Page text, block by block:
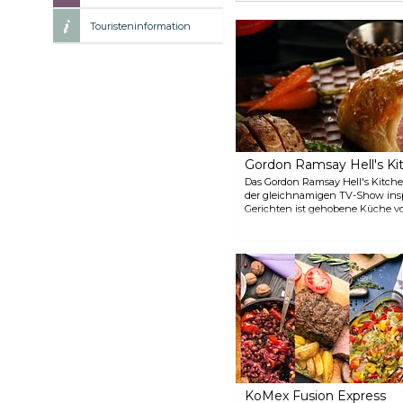
Touristeninformation
Gordon Ramsay Hell's
Das Gordon Ramsay Hell's
der gleichnamigen TV-Show
Gerichten ist gehobene Küche
Geschmacksknospen bei
berühmten Las Vegas Strip,
Bar. Auf der Speisekarte finden
Chefkoch Ramsay, wie sein
Jakobsmuscheln aus der
zu nennen. Und lassen Sie auf
Sticky Toffee Pudding.
KoMex Fusion Express